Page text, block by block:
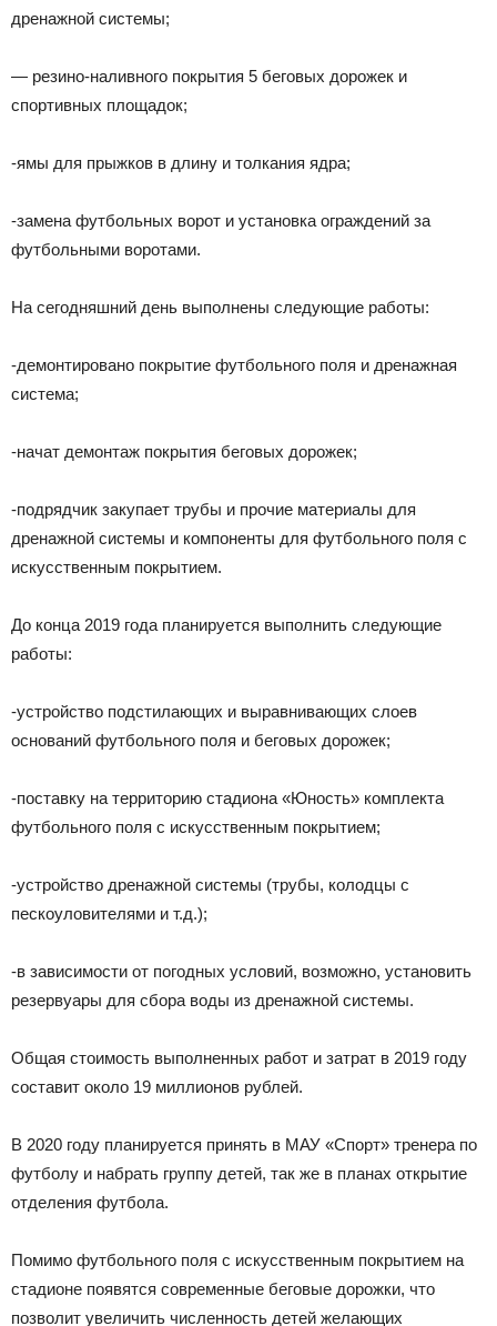
дренажной системы;
— резино-наливного покрытия 5 беговых дорожек и
спортивных площадок;
-ямы для прыжков в длину и толкания ядра;
-замена футбольных ворот и установка ограждений за
футбольными воротами.
На сегодняшний день выполнены следующие работы:
-демонтировано покрытие футбольного поля и дренажная
система;
-начат демонтаж покрытия беговых дорожек;
-подрядчик закупает трубы и прочие материалы для
дренажной системы и компоненты для футбольного поля с
искусственным покрытием.
До конца 2019 года планируется выполнить следующие
работы:
-устройство подстилающих и выравнивающих слоев
оснований футбольного поля и беговых дорожек;
-поставку на территорию стадиона «Юность» комплекта
футбольного поля с искусственным покрытием;
-устройство дренажной системы (трубы, колодцы с
пескоуловителями и т.д.);
-в зависимости от погодных условий, возможно, установить
резервуары для сбора воды из дренажной системы.
Общая стоимость выполненных работ и затрат в 2019 году
составит около 19 миллионов рублей.
В 2020 году планируется принять в МАУ «Спорт» тренера по
футболу и набрать группу детей, так же в планах открытие
отделения футбола.
Помимо футбольного поля с искусственным покрытием на
стадионе появятся современные беговые дорожки, что
позволит увеличить численность детей желающих